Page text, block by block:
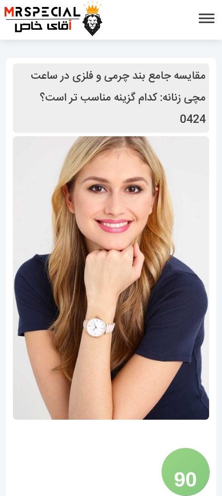
مقایسه جامع بند چرمی و فلزی در ساعت
مچی زنانه: کدام گزینه مناسب تر است؟
0424
90